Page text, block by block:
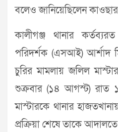
বলেও জানিয়েছিলেন
কালীগঞ্জ থানার
পরিদর্শক (এসআই) আর্শাদ
চুরির মামলায় জলিল
শুক্রবার (১৪ আগস্ট) রাত
মাস্টারকে থানার
প্রক্রিয়া শেষে তাকে